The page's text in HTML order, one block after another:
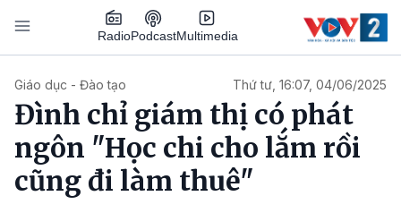
Nhảy đến nội dung
RadioPodcastMultimedia
Giáo dục - Đào tạo Thứ tư, 16:07, 04/06/2025
Đình chỉ giám thị có phát
ngôn "Học chi cho lắm rồi
cũng đi làm thuê"